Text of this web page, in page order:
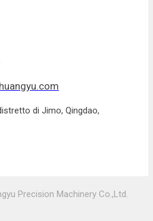
di Jimo, Qingdao,
Precision Machinery Co.,Ltd.